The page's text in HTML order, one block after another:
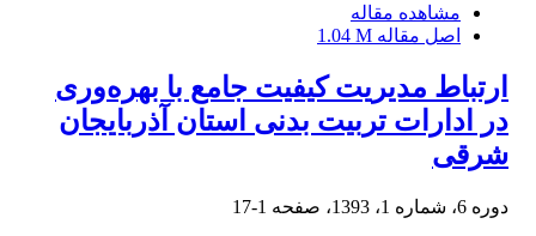
مشاهده مقاله
اصل مقاله 1.04 M
ارتباط مدیریت کیفیت جامع با بهره‌وری
در ادارات تربیت‌ بدنی استان آذربایجان‌
شرقی
دوره 6، شماره 1، 1393، صفحه 1-17